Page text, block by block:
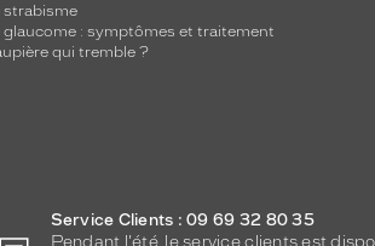
strabisme
glaucome : symptômes et traitement
qui tremble ?
Service Clients : 09 69 32 80 35
Pendant l'été, le service clients est